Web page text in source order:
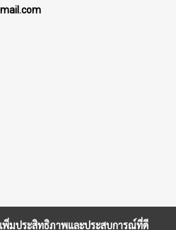
เพิ่มประสิทธิภาพและประสบการณ์ที่ดี